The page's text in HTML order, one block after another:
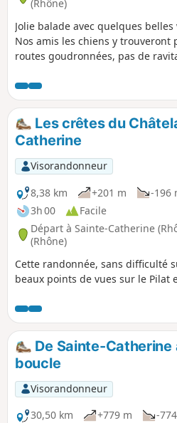
(Rhône)
Jolie balade avec quelques
Nos amis les chiens y trouveront
routes goudronnées, pas de
Les crêtes du
Catherine
Visorandonneur
8,38 km
+201 m
-196
3h 00
Facile
Départ à Sainte-Catherine
(Rhône)
Cette randonnée, sans difficulté
beaux points de vues sur le Pilat
De Sainte-Catherine
boucle
Visorandonneur
30,50 km
+779 m
-